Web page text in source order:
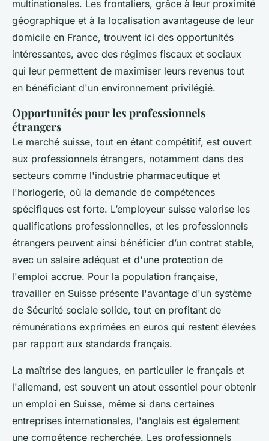
multinationales. Les frontaliers, grâce à leur proximité
géographique et à la localisation avantageuse de leur
domicile en France, trouvent ici des opportunités
intéressantes, avec des régimes fiscaux et sociaux
qui leur permettent de maximiser leurs revenus tout
en bénéficiant d'un environnement privilégié.
Opportunités pour les professionnels
étrangers
Le marché suisse, tout en étant compétitif, est ouvert
aux professionnels étrangers, notamment dans des
secteurs comme l'industrie pharmaceutique et
l'horlogerie, où la demande de compétences
spécifiques est forte. L’employeur suisse valorise les
qualifications professionnelles, et les professionnels
étrangers peuvent ainsi bénéficier d’un contrat stable,
avec un salaire adéquat et d'une protection de
l'emploi accrue. Pour la population française,
travailler en Suisse présente l'avantage d'un système
de Sécurité sociale solide, tout en profitant de
rémunérations exprimées en euros qui restent élevées
par rapport aux standards français.
La maîtrise des langues, en particulier le français et
l'allemand, est souvent un atout essentiel pour obtenir
un emploi en Suisse, même si dans certaines
entreprises internationales, l'anglais est également
une compétence recherchée. Les professionnels